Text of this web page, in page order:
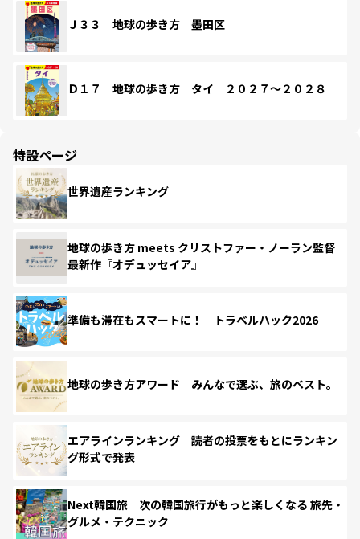
Ｊ３３ 地球の歩き方 墨田区
Ｄ１７ 地球の歩き方 タイ ２０２７～２０２８
特設ページ
世界遺産ランキング
地球の歩き方 meets クリストファー・ノーラン監督
最新作『オデュッセイア』
準備も滞在もスマートに！ トラベルハック2026
地球の歩き方アワード みんなで選ぶ、旅のベスト。
エアラインランキング 読者の投票をもとにランキン
グ形式で発表
Next韓国旅 次の韓国旅行がもっと楽しくなる 旅先・
グルメ・テクニック